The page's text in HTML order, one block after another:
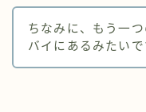
ちなみに、もう一
バイにあるみたいで